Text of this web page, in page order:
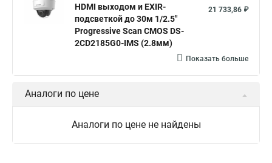
HDMI выходом и EXIR-
подсветкой до 30м 1/2.5"
Progressive Scan CMOS DS-
2CD2185G0-IMS (2.8мм)
21 733,86 ₽
Показать больше
Аналоги по цене
Аналоги по цене не найдены